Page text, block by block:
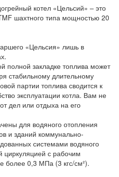
котел «Цельсий» – это
шахтного типа мощностью 20
«Цельсия» лишь в
полной закладке топлива может
стабильному длительному
партии топлива сводится к
эксплуатации котла. Вам не
дел или отдыха на его
для водяного отопления
и зданий коммунально-
системами водяного
циркуляцией с рабочим
более 0,3 МПа (3 кгс/см²).